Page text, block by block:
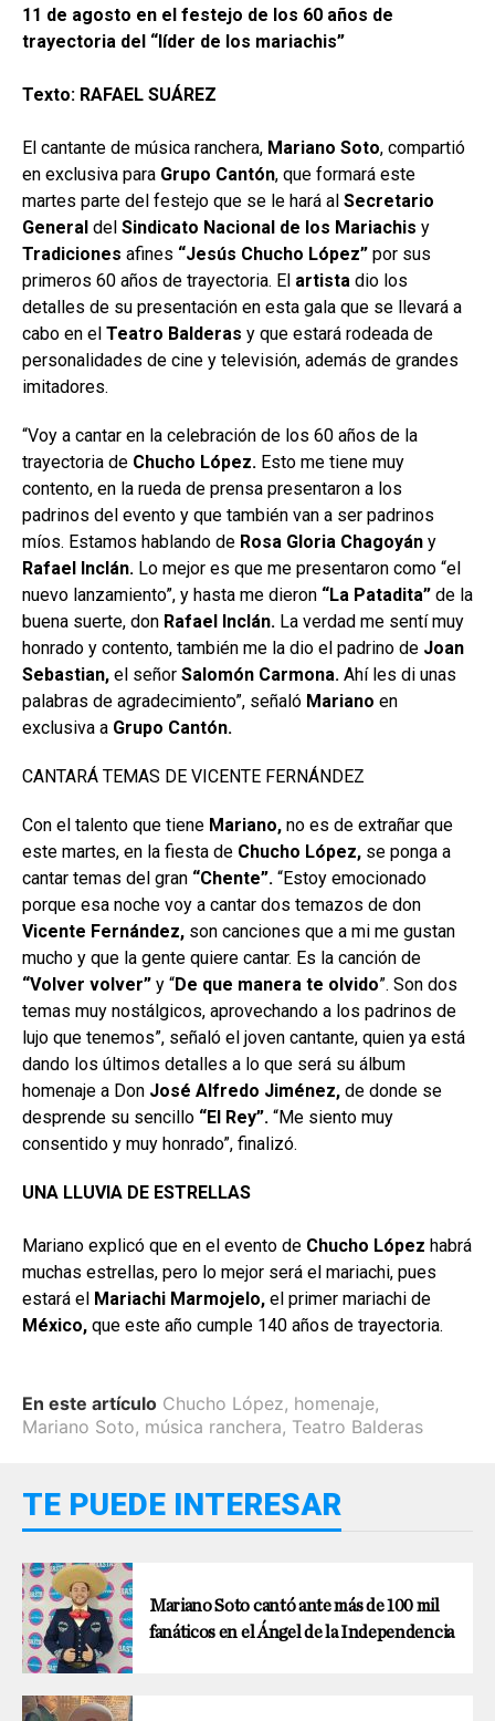
11 de agosto en el festejo de los 60 años de
trayectoria del “líder de los mariachis”
Texto: RAFAEL SUÁREZ
El cantante de música ranchera, Mariano Soto, compartió
en exclusiva para Grupo Cantón, que formará este
martes parte del festejo que se le hará al Secretario
General del Sindicato Nacional de los Mariachis y
Tradiciones afines “Jesús Chucho López” por sus
primeros 60 años de trayectoria. El artista dio los
detalles de su presentación en esta gala que se llevará a
cabo en el Teatro Balderas y que estará rodeada de
personalidades de cine y televisión, además de grandes
imitadores.
“Voy a cantar en la celebración de los 60 años de la
trayectoria de Chucho López. Esto me tiene muy
contento, en la rueda de prensa presentaron a los
padrinos del evento y que también van a ser padrinos
míos. Estamos hablando de Rosa Gloria Chagoyán y
Rafael Inclán. Lo mejor es que me presentaron como “el
nuevo lanzamiento”, y hasta me dieron “La Patadita” de la
buena suerte, don Rafael Inclán. La verdad me sentí muy
honrado y contento, también me la dio el padrino de Joan
Sebastian, el señor Salomón Carmona. Ahí les di unas
palabras de agradecimiento”, señaló Mariano en
exclusiva a Grupo Cantón.
CANTARÁ TEMAS DE VICENTE FERNÁNDEZ
Con el talento que tiene Mariano, no es de extrañar que
este martes, en la fiesta de Chucho López, se ponga a
cantar temas del gran “Chente”. “Estoy emocionado
porque esa noche voy a cantar dos temazos de don
Vicente Fernández, son canciones que a mi me gustan
mucho y que la gente quiere cantar. Es la canción de
“Volver volver” y “De que manera te olvido”. Son dos
temas muy nostálgicos, aprovechando a los padrinos de
lujo que tenemos”, señaló el joven cantante, quien ya está
dando los últimos detalles a lo que será su álbum
homenaje a Don José Alfredo Jiménez, de donde se
desprende su sencillo “El Rey”. “Me siento muy
consentido y muy honrado”, finalizó.
UNA LLUVIA DE ESTRELLAS
Mariano explicó que en el evento de Chucho López habrá
muchas estrellas, pero lo mejor será el mariachi, pues
estará el Mariachi Marmojelo, el primer mariachi de
México, que este año cumple 140 años de trayectoria.
En este artículo Chucho López, homenaje,
Mariano Soto, música ranchera, Teatro Balderas
TE PUEDE INTERESAR
Mariano Soto cantó ante más de 100 mil
fanáticos en el Ángel de la Independencia